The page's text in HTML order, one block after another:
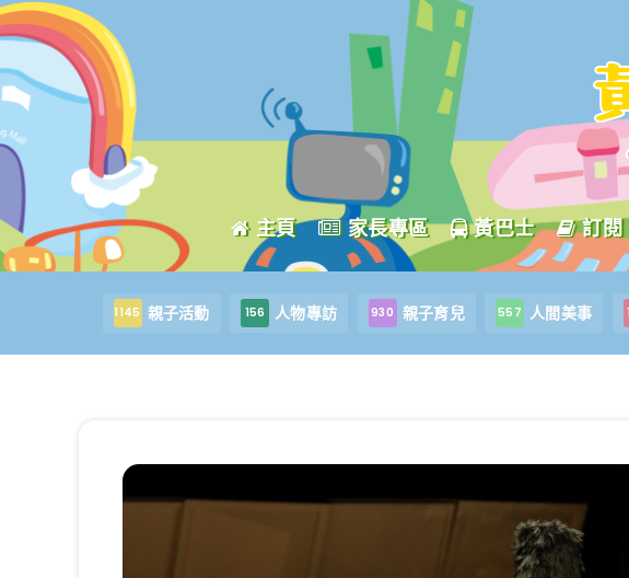
主頁 家長專區 黃巴士 訂閱
1145 親子活動 156 人物專訪 930 親子育兒 557 人間美事